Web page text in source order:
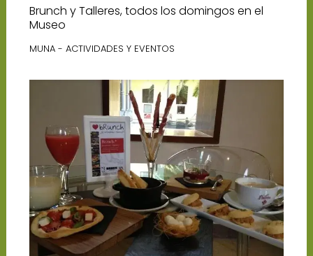
Brunch y Talleres, todos los domingos en el
Museo
MUNA - ACTIVIDADES Y EVENTOS